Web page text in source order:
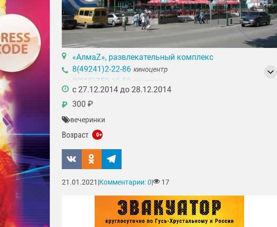
«АлмаZ», развлекательный комплекс
8(49241)2-22-86 киноцентр
8(915)750-16-50
c 27.12.2014 до 28.12.2014
300 ₽
₽
вечеринки
Возраст 0+
21.01.2021 Комментарии:0 17